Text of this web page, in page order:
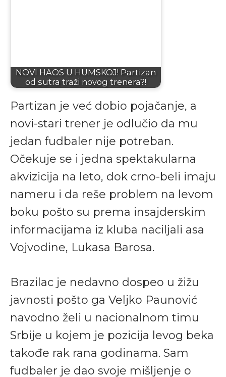
NOVI HAOS U HUMSKOJ! Partizan
od sutra traži novog trenera?!
Partizan je već dobio pojačanje, a
novi-stari trener je odlučio da mu
jedan fudbaler nije potreban.
Očekuje se i jedna spektakularna
akvizicija na leto, dok crno-beli imaju
nameru i da reše problem na levom
boku pošto su prema insajderskim
informacijama iz kluba naciljali asa
Vojvodine, Lukasa Barosa.
Brazilac je nedavno dospeo u žižu
javnosti pošto ga Veljko Paunović
navodno želi u nacionalnom timu
Srbije u kojem je pozicija levog beka
takođe rak rana godinama. Sam
fudbaler je dao svoje mišljenje o